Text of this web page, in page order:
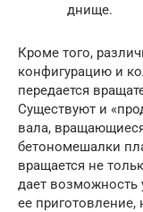
днище.
Кроме того,
конфигурацию и
передается
Существуют и
вала,
бетономешалки
вращается не
дает возможность
ее приготовление,